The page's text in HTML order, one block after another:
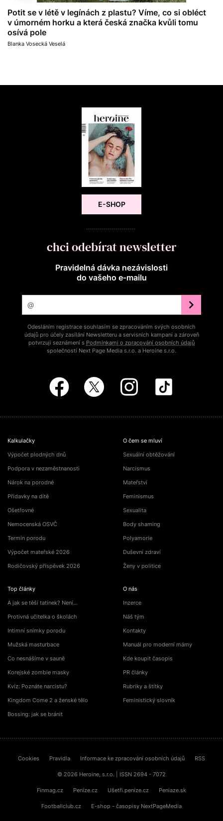
Potit se v létě v legínách z plastu? Víme, co si obléct
v úmorném horku a která česká značka kvůli tomu
osívá pole
Blanka Vosecká Veselá
E-SHOP
chci odebírat newsletter
Pravidelná dávka nezávislosti
do vašeho e‑mailu
Odesláním registrace souhlasím se zpracováním svých osobních
údajů pro účely zasílání Newsletteru a servisních kampaní a zároveň
potvrzuji seznámení s Podmínkami o zpracování osobních údajů
společností Next Page Media s.r.o. a Heroine s.r.o.
Kalkulačky
Výpočet plodných dnů
Podpora v nezaměstnanosti
Nárok na porodné
Přídavky na dítě
Ošetřovné
Nemocenská OSVČ
Termín porodu
Výpočet mateřské 2026
Rodičovský příspěvek 2026
Top články
A jak se těší tatínek? Není…
Protivná učitelka o školách
Intimní snímky porodu
Mužská masturbace
Co nesnášíme v sauně
Korejské zombie masky
Kvíz: Poznáte narcistu?
Kingdom Come 2 a ženské tělo
Bossing: jak se bránit
O čem se mluví
Sexuální obtěžování
Narcismus
Mateřství
Feminismus
Sexualita
Body shaming
Polyamorie
Duševní zdraví
Ženy v politice
O nás
Inzerce
Náš tým
Kontakty
Manuál pro moderní mámy
Kde koupit časopis
PR články
Rubriky a štítky
Feministický slovník
Cookies Pravidla Informace ke zpracování osobních údajů RSS
© 2026 Heroine, s.r.o. | ISSN 2694 - 7072
Finmag.cz Peníze.cz Ušetři.peníze.cz Peniaze.sk
Footballclub.cz E-shop - časopisy NextPageMedia